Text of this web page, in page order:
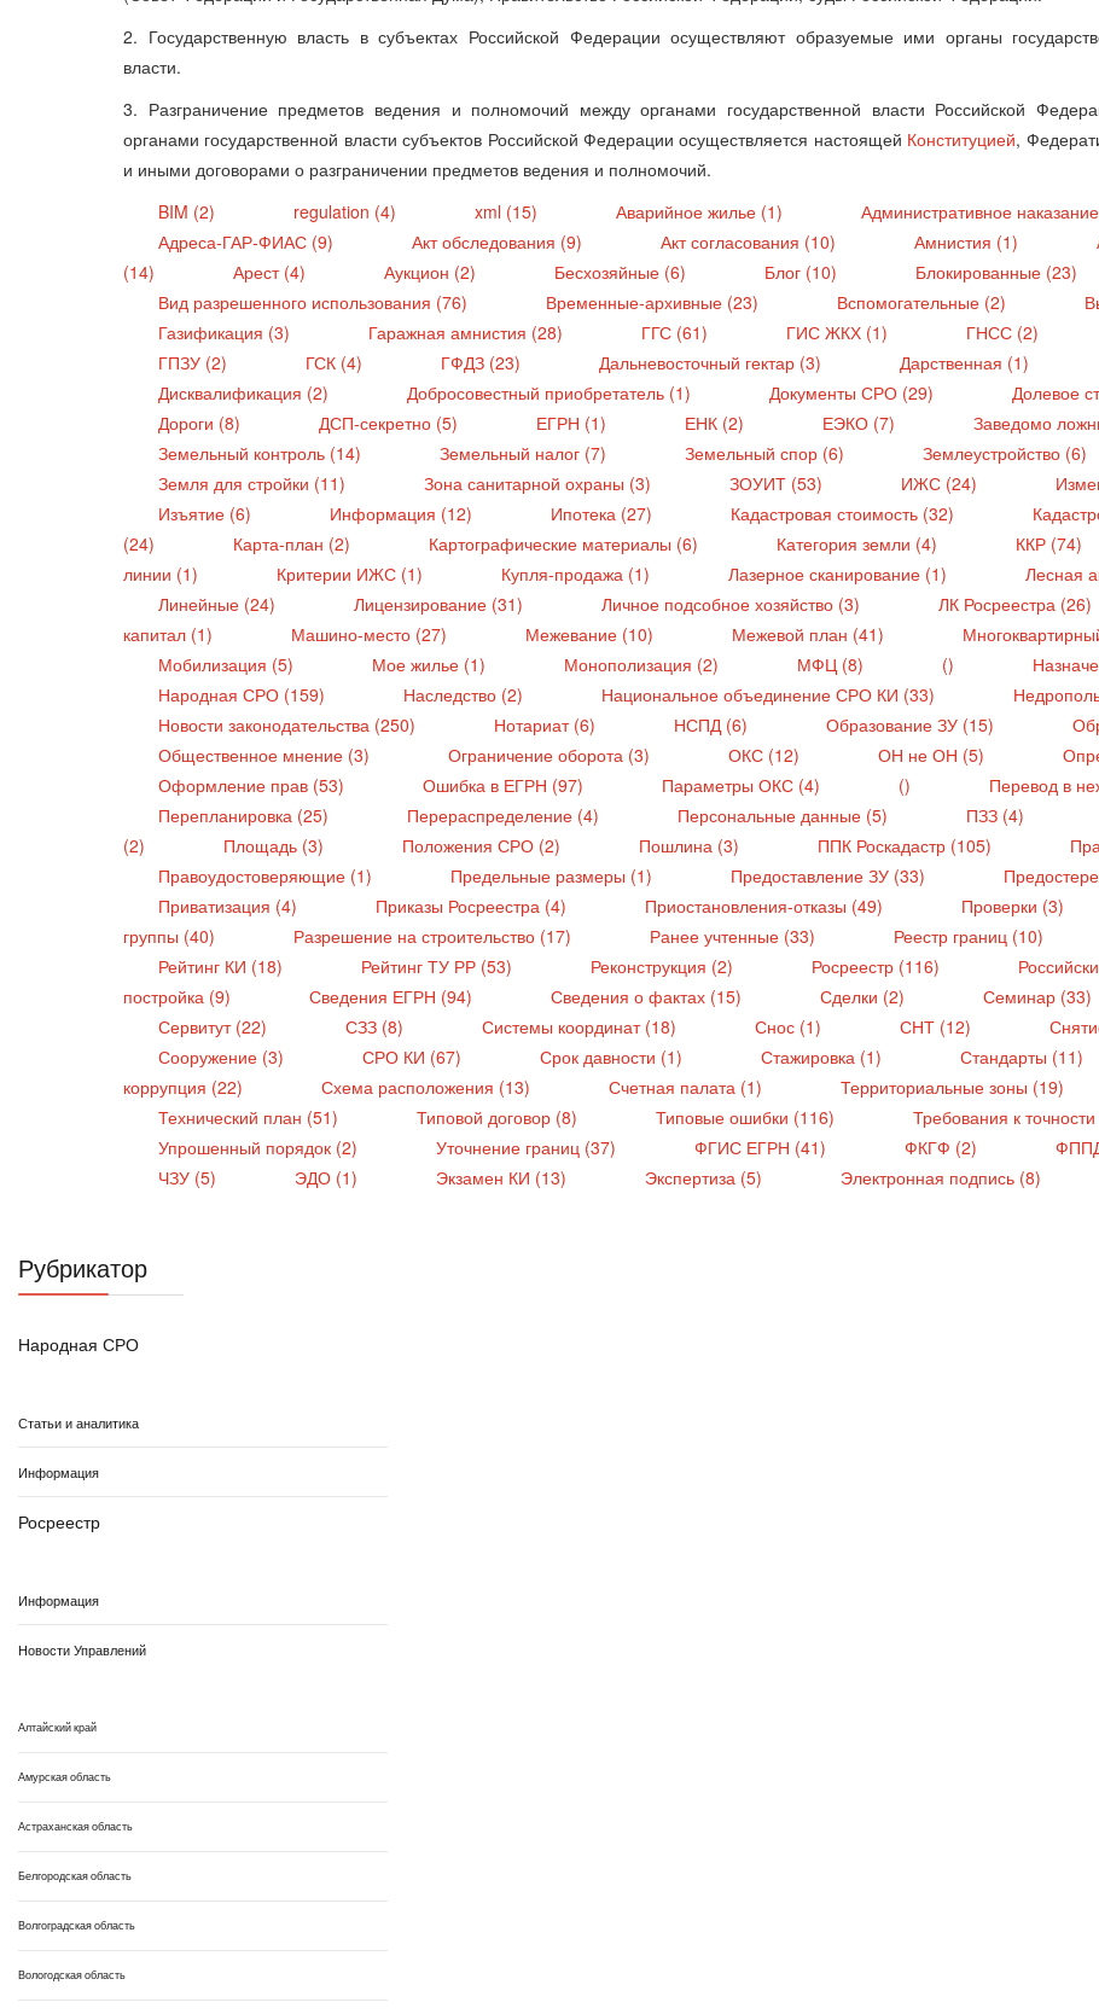
2. Государственную власть в субъектах Российской Федерации осуществляют образуемые ими органы
власти.
3. Разграничение предметов ведения и полномочий между органами государственной власти Российской
органами государственной власти субъектов Российской Федерации осуществляется настоящей Конституцией,
и иными договорами о разграничении предметов ведения и полномочий.
BIM (2) regulation (4) xml (15) Аварийное жилье (1) Административное
Адреса-ГАР-ФИАС (9)
Акт обследования (9) Акт согласования (10) Амнистия (1)
(14)
Арест (4) Аукцион (2) Бесхозяйные (6) Блог (10) Блокированные (23)
Вид разрешенного использования (76)
Временные-архивные (23) Вспомогательные (2)
Газификация (3)
Гаражная амнистия (28) ГГС (61) ГИС ЖКХ (1) ГНСС (2)
ГПЗУ (2)
ГСК (4) ГФДЗ (23) Дальневосточный гектар (3) Дарственная (1)
Дисквалификация (2)
Добросовестный приобретатель (1) Документы СРО (29) Долевое
Дороги (8)
ДСП-секретно (5) ЕГРН (1) ЕНК (2) ЕЭКО (7) Заведомо
Земельный контроль (14)
Земельный налог (7) Земельный спор (6) Землеустройство (6)
Земля для стройки (11)
Зона санитарной охраны (3) ЗОУИТ (53) ИЖС (24)
Изъятие (6)
Информация (12) Ипотека (27) Кадастровая стоимость (32)
(24)
Карта-план (2) Картографические материалы (6) Категория земли (4) ККР (74)
линии (1)
Критерии ИЖС (1) Купля-продажа (1) Лазерное сканирование (1) Лесная
Линейные (24)
Лицензирование (31) Личное подсобное хозяйство (3) ЛК Росреестра (26)
капитал (1)
Машино-место (27) Межевание (10) Межевой план (41)
Мобилизация (5)
Мое жилье (1) Монополизация (2) МФЦ (8) ()
Народная СРО (159)
Наследство (2) Национальное объединение СРО КИ (33)
Новости законодательства (250)
Нотариат (6) НСПД (6) Образование ЗУ (15)
Общественное мнение (3)
Ограничение оборота (3) ОКС (12) ОН не ОН (5)
Оформление прав (53)
Ошибка в ЕГРН (97) Параметры ОКС (4) () Перевод в
Перепланировка (25)
Перераспределение (4) Персональные данные (5) ПЗЗ (4)
(2)
Площадь (3) Положения СРО (2) Пошлина (3) ППК Роскадастр (105)
Правоудостоверяющие (1)
Предельные размеры (1) Предоставление ЗУ (33)
Приватизация (4)
Приказы Росреестра (4) Приостановления-отказы (49) Проверки (3)
группы (40)
Разрешение на строительство (17) Ранее учтенные (33) Реестр границ (10)
Рейтинг КИ (18)
Рейтинг ТУ РР (53) Реконструкция (2) Росреестр (116)
постройка (9)
Сведения ЕГРН (94) Сведения о фактах (15) Сделки (2) Семинар (33)
Сервитут (22)
СЗЗ (8) Системы координат (18) Снос (1) СНТ (12)
Сооружение (3)
СРО КИ (67) Срок давности (1) Стажировка (1) Стандарты (11)
коррупция (22)
Схема расположения (13) Счетная палата (1) Территориальные зоны (19)
Технический план (51)
Типовой договор (8) Типовые ошибки (116) Требования к
Упрошенный порядок (2)
Уточнение границ (37) ФГИС ЕГРН (41) ФКГФ (2)
ЧЗУ (5)
ЭДО (1) Экзамен КИ (13) Экспертиза (5) Электронная подпись (8)
Рубрикатор
Народная СРО
Статьи и аналитика
Информация
Росреестр
Информация
Новости Управлений
Алтайский край
Амурская область
Астраханская область
Белгородская область
Волгоградская область
Вологодская область